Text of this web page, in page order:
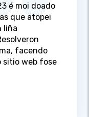
é moi doado
que atopei
liña
facendo
sitio web fose